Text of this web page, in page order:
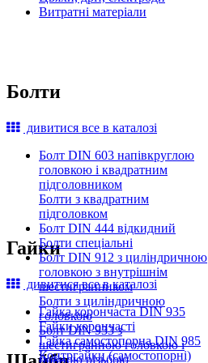
Витратні матеріали
Болти
дивитися все в каталозі
Болт DIN 603 напівкруглою
головкою і квадратним
підголовником
Болти з квадратним
підголовком
Болт DIN 444 відкидний
Болти спеціальні
Болт DIN 912 з циліндричною
головкою з внутрішнім
шестигранником
Болти з циліндричною
головкою
Болт DIN 933 з
шестигранною головкою і
повною різьбою
Гайки
дивитися все в каталозі
Гайка корончаста DIN 935
Гайки корончасті
Гайка самостопорна DIN 985
Контргайки (самостопорні)